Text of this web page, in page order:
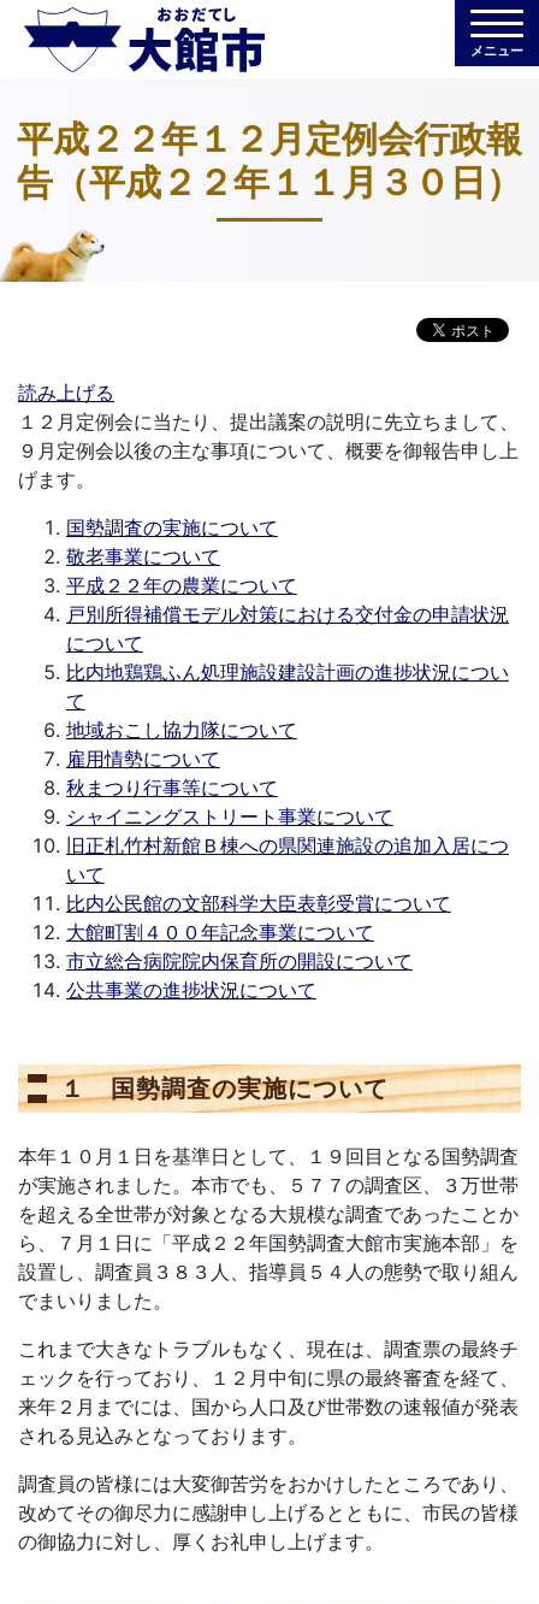
メニュー
平成２２年１２月定例会行政報
告（平成２２年１１月３０日）
読み上げる
１２月定例会に当たり、提出議案の説明に先立ちまして、
９月定例会以後の主な事項について、概要を御報告申し上
げます。
国勢調査の実施について
敬老事業について
平成２２年の農業について
戸別所得補償モデル対策における交付金の申請状況
について
比内地鶏鶏ふん処理施設建設計画の進捗状況につい
て
地域おこし協力隊について
雇用情勢について
秋まつり行事等について
シャイニングストリート事業について
旧正札竹村新館Ｂ棟への県関連施設の追加入居につ
いて
比内公民館の文部科学大臣表彰受賞について
大館町割４００年記念事業について
市立総合病院院内保育所の開設について
公共事業の進捗状況について
１ 国勢調査の実施について
本年１０月１日を基準日として、１９回目となる国勢調査
が実施されました。本市でも、５７７の調査区、３万世帯
を超える全世帯が対象となる大規模な調査であったことか
ら、７月１日に「平成２２年国勢調査大館市実施本部」を
設置し、調査員３８３人、指導員５４人の態勢で取り組ん
でまいりました。
これまで大きなトラブルもなく、現在は、調査票の最終チ
ェックを行っており、１２月中旬に県の最終審査を経て、
来年２月までには、国から人口及び世帯数の速報値が発表
される見込みとなっております。
調査員の皆様には大変御苦労をおかけしたところであり、
改めてその御尽力に感謝申し上げるとともに、市民の皆様
の御協力に対し、厚くお礼申し上げます。